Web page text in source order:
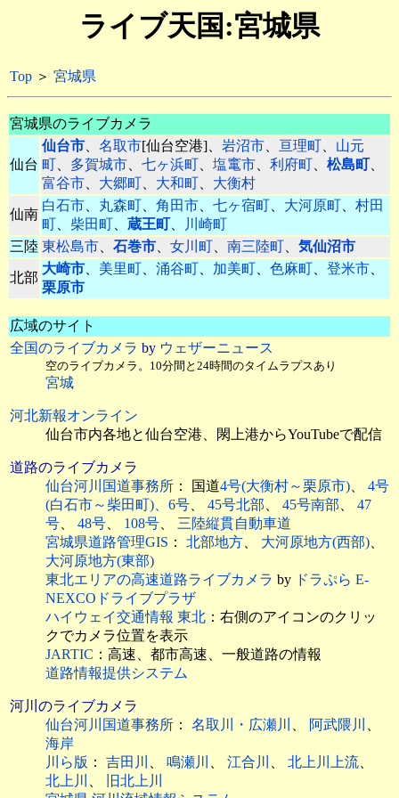
ライブ天国:宮城県
Top ＞ 宮城県
宮城県のライブカメラ
仙台
仙台市、 名取市[仙台空港]、 岩沼市、 亘理町、 山元
町、 多賀城市、 七ヶ浜町、 塩竃市、 利府町、 松島町、
富谷市、 大郷町、 大和町、 大衡村
仙南
白石市、 丸森町、 角田市、 七ヶ宿町、 大河原町、 村田
町、 柴田町、 蔵王町、
川崎町
三陸 東松島市、 石巻市、 女川町、 南三陸町、 気仙沼市
北部
大崎市、 美里町、 涌谷町、 加美町、 色麻町、 登米市、
栗原市
広域のサイト
全国のライブカメラ by ウェザーニュース
空のライブカメラ。10分間と24時間のタイムラプスあり
宮城
河北新報オンライン
仙台市内各地と仙台空港、閖上港からYouTubeで配信
道路のライブカメラ
仙台河川国道事務所 ： 国道4号(大衡村～栗原市)、 4号
(白石市～柴田町)、6号、 45号北部、 45号南部、 47
号、 48号、 108号、 三陸縦貫自動車道
宮城県道路管理GIS ： 北部地方、 大河原地方(西部)、
大河原地方(東部)
東北エリアの高速道路ライブカメラ by ドラぷら E-
NEXCOドライブプラザ
ハイウェイ交通情報 東北 ：右側のアイコンのクリッ
クでカメラ位置を表示
JARTIC ：高速、都市高速、一般道路の情報
道路情報提供システム
河川のライブカメラ
仙台河川国道事務所 ： 名取川・広瀬川 、 阿武隈川 、
海岸
川ら版 ： 吉田川 、 鳴瀬川 、 江合川 、 北上川上流、
北上川 、
旧北上川